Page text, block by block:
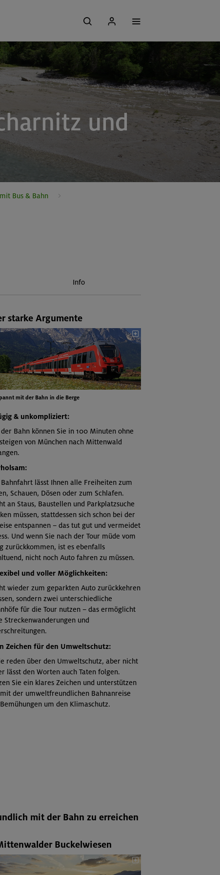
und
Bus & Bahn
Info
starke Argumente
mit der Bahn in die Berge
& unkompliziert:
Bahn können Sie in 100 Minuten ohne
von München nach Mittenwald
lässt Ihnen alle Freiheiten zum
Schauen, Dösen oder zum Schlafen.
an Staus, Baustellen und Parkplatzsuche
müssen, stattdessen sich schon bei der
entspannen – das tut gut und vermeidet
Und wenn Sie nach der Tour müde vom
zurückkommen, ist es ebenfalls
nicht noch Auto fahren zu müssen.
und voller Möglichkeiten:
wieder zum geparkten Auto zurückkehren
sondern zwei unterschiedliche
für die Tour nutzen – das ermöglicht
Streckenwanderungen und
Zeichen für den Umweltschutz:
reden über den Umweltschutz, aber nicht
lässt den Worten auch Taten folgen.
Sie ein klares Zeichen und unterstützen
der umweltfreundlichen Bahnanreise
um den Klimaschutz.
mit der Bahn zu erreichen
Buckelwiesen